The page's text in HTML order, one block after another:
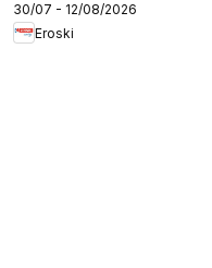
30/07 - 12/08/2026
Eroski